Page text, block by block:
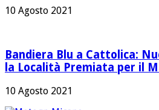
10 Agosto 2021
Bandiera Blu a Cattolica:
la Località Premiata per il
10 Agosto 2021